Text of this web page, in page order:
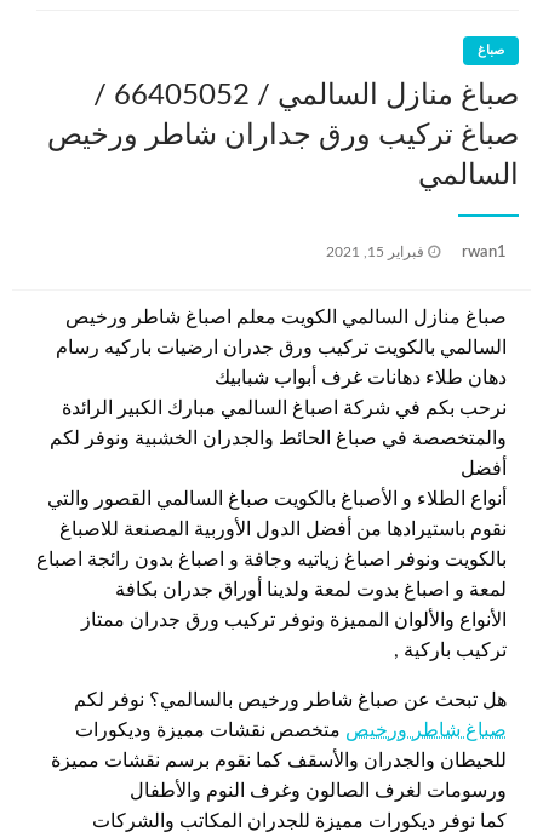
صباغ
صباغ منازل السالمي / 66405052 /
صباغ تركيب ورق جداران شاطر ورخيص
السالمي
rwan1
نُشر
فبراير 15, 2021
صباغ منازل السالمي الكويت معلم اصباغ شاطر ورخيص
السالمي بالكويت تركيب ورق جدران ارضيات باركيه رسام
دهان طلاء دهانات غرف أبواب شبابيك
نرحب بكم في شركة اصباغ السالمي مبارك الكبير الرائدة
والمتخصصة في صباغ الحائط والجدران الخشبية ونوفر لكم
أفضل
أنواع الطلاء و الأصباغ بالكويت صباغ السالمي القصور والتي
نقوم باستيرادها من أفضل الدول الأوربية المصنعة للاصباغ
بالكويت ونوفر اصباغ زياتيه وجافة و اصباغ بدون رائجة اصباع
لمعة و اصباغ بدوت لمعة ولدينا أوراق جدران بكافة
الأنواع والألوان المميزة ونوفر تركيب ورق جدران ممتاز
تركيب باركية ,
هل تبحث عن صباغ شاطر ورخيص بالسالمي؟ نوفر لكم
صباغ شاطر ورخيص متخصص نقشات مميزة وديكورات
للحيطان والجدران والأسقف كما نقوم برسم نقشات مميزة
ورسومات لغرف الصالون وغرف النوم والأطفال
كما نوفر ديكورات مميزة للجدران المكاتب والشركات